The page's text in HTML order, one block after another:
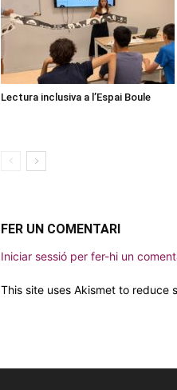
Lectura inclusiva a l’Espai Boule
FER UN COMENTARI
Iniciar sessió per fer-hi un
This site uses Akismet to reduce